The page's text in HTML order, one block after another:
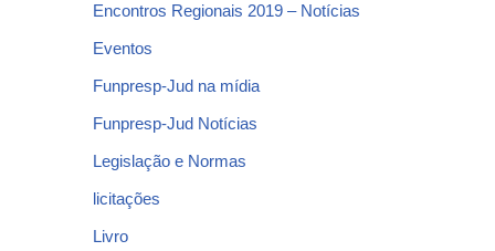
Encontros Regionais 2019 – Notícias
Eventos
Funpresp-Jud na mídia
Funpresp-Jud Notícias
Legislação e Normas
licitações
Livro